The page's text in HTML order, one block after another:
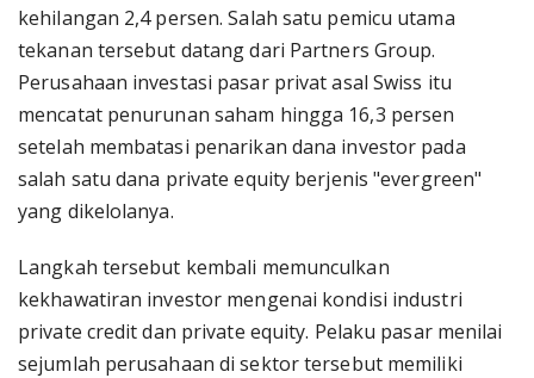
kehilangan 2,4 persen. Salah satu pemicu utama
tekanan tersebut datang dari Partners Group.
Perusahaan investasi pasar privat asal Swiss itu
mencatat penurunan saham hingga 16,3 persen
setelah membatasi penarikan dana investor pada
salah satu dana private equity berjenis "evergreen"
yang dikelolanya.
Langkah tersebut kembali memunculkan
kekhawatiran investor mengenai kondisi industri
private credit dan private equity. Pelaku pasar menilai
sejumlah perusahaan di sektor tersebut memiliki